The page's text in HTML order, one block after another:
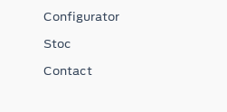
Configurator
Stoc
Contact